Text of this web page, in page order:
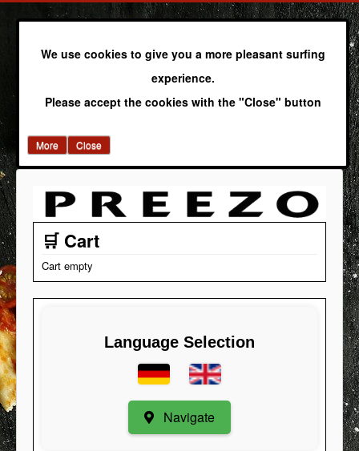
We use cookies to give you a more pleasant surfing
experience.
Please accept the cookies with the "Close" button
More Close
🛒 Cart
Cart empty
Language Selection
Navigate